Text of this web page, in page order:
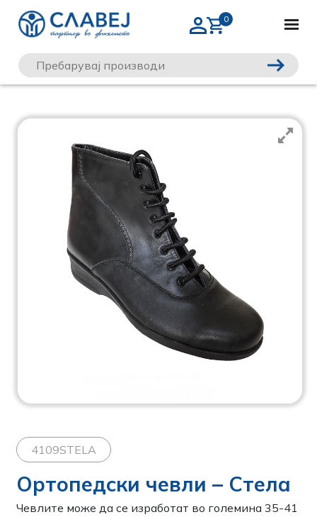
4109STELA
Ортопедски чевли – Стела
Чевлите може да се изработат во големина 35-41